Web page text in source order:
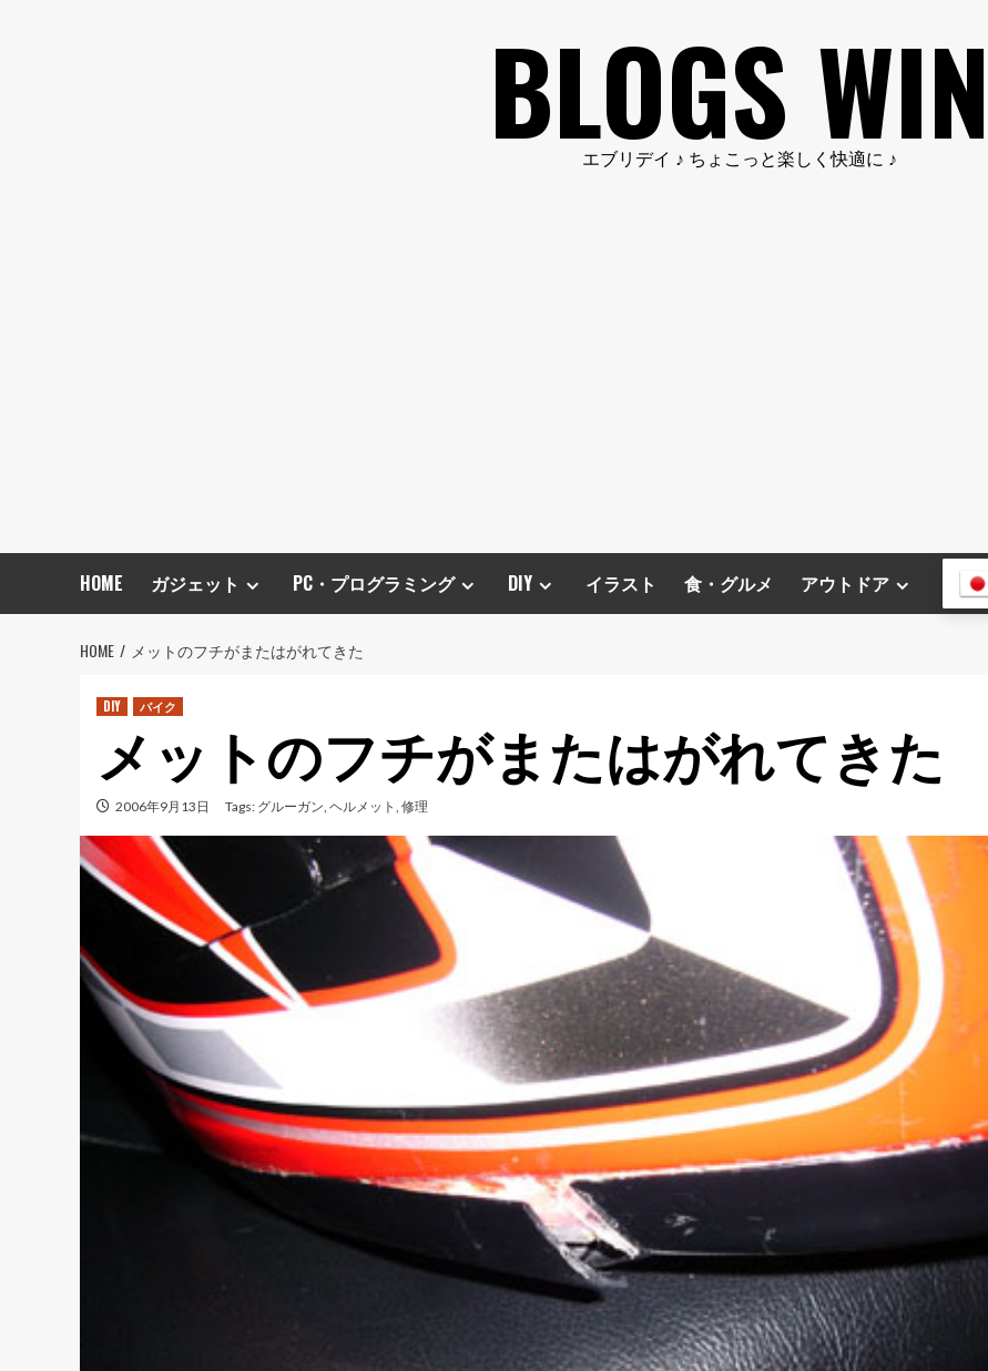
BLOGS WIN
エブリデイ ♪ ちょこっと楽しく快適に ♪
HOME ガジェット PC・プログラミング DIY イラスト 食・グルメ アウトドア
HOME メットのフチがまたはがれてきた
DIY バイク
メットのフチがまたはがれてきた
2006年9月13日 Tags: グルーガン, ヘルメット , 修理
Trending Story DIY ガジェット
ネット
PC・プログラミング
タッチタイピング（ブラインドタッチ）で
きるようになった！ ので、ご褒美にブラ
ックアウトステッカー
2025年1月16日 Tags: